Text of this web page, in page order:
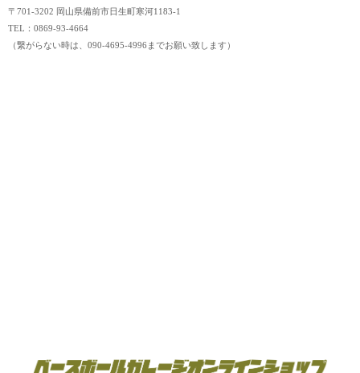
〒701-3202 岡山県備前市日生町寒河1183-1
TEL：0869-93-4664
（繋がらない時は、090-4695-4996までお願い致します）